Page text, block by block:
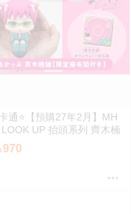
通⭐️【預購27年2月】MH
LOOK UP 抬頭系列 齊木楠
災難 齊木楠雄 附特典 0813
970